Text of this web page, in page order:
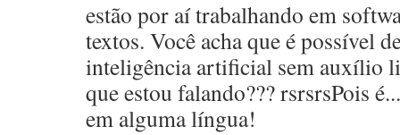
estão por aí trabalhando em
textos. Você acha que é possível
inteligência artificial sem auxílio
que estou falando??? rsrsrsPois
em alguma língua!